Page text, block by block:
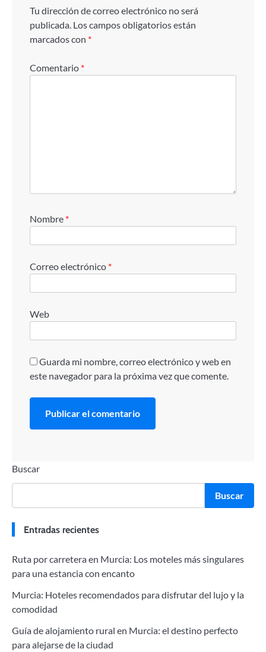
Tu dirección de correo electrónico no será
publicada. Los campos obligatorios están
marcados con *
Comentario *
Nombre *
Correo electrónico *
Web
Guarda mi nombre, correo electrónico y web en
este navegador para la próxima vez que comente.
Buscar
Buscar
Entradas recientes
Ruta por carretera en Murcia: Los moteles más singulares
para una estancia con encanto
Murcia: Hoteles recomendados para disfrutar del lujo y la
comodidad
Guía de alojamiento rural en Murcia: el destino perfecto
para alejarse de la ciudad